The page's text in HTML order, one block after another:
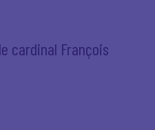
cardinal François